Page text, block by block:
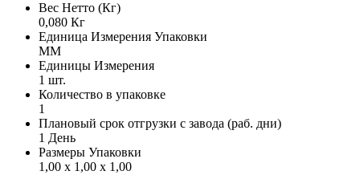
Вес Нетто (Кг)
0,080 Кг
Единица Измерения Упаковки
MM
Единицы Измерения
1 шт.
Количество в упаковке
1
Плановый срок отгрузки с завода (раб. дни)
1 День
Размеры Упаковки
1,00 x 1,00 x 1,00